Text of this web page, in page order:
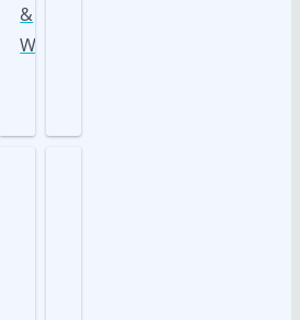
&
Walker